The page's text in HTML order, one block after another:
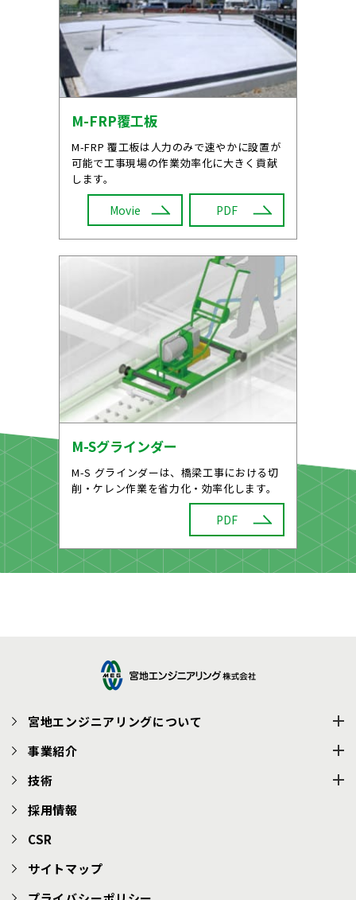
M-FRP覆工板
M-FRP 覆工板は人力のみで速やかに設置が
可能で工事現場の作業効率化に大きく貢献
します。
Movie PDF
M-Sグラインダー
M-S グラインダーは、橋梁工事における切
削・ケレン作業を省力化・効率化します。
PDF
宮地エンジニアリングについて
事業紹介
技術
採用情報
CSR
サイトマップ